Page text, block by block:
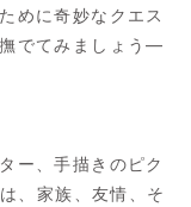
めに奇妙なクエス
でてみましょう—
ー、手描きのピク
、家族、友情、そ